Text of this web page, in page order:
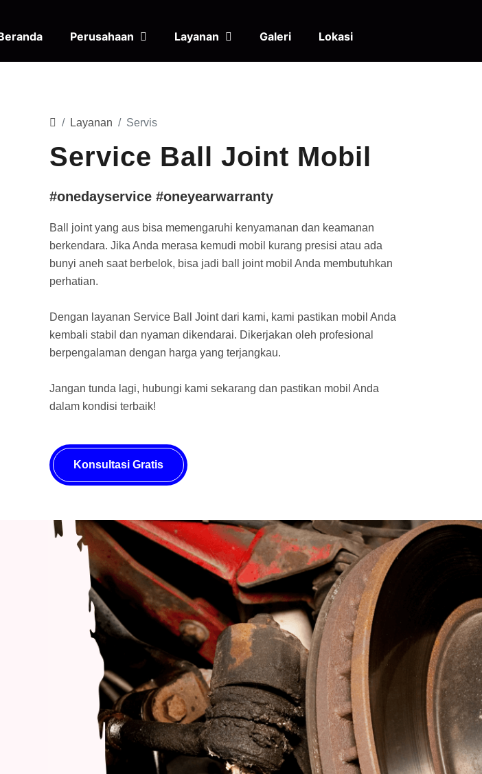
Perusahaan Layanan Galeri Lokasi
Layanan Servis
Service Ball Joint Mobil
#onedayservice #oneyearwarranty
Ball joint yang aus bisa memengaruhi kenyamanan dan keamanan
berkendara. Jika Anda merasa kemudi mobil kurang presisi atau ada
bunyi aneh saat berbelok, bisa jadi ball joint mobil Anda membutuhkan
perhatian.
Dengan layanan Service Ball Joint dari kami, kami pastikan mobil Anda
kembali stabil dan nyaman dikendarai. Dikerjakan oleh profesional
berpengalaman dengan harga yang terjangkau.
Jangan tunda lagi, hubungi kami sekarang dan pastikan mobil Anda
dalam kondisi terbaik!
Konsultasi Gratis